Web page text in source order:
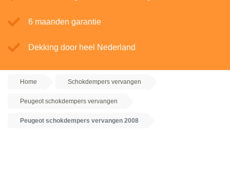
6 maanden garantie
Dekking door heel Nederland
Home Schokdempers vervangen
Peugeot schokdempers vervangen
Peugeot schokdempers vervangen 2008